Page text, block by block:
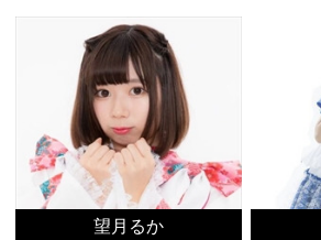
望月るか